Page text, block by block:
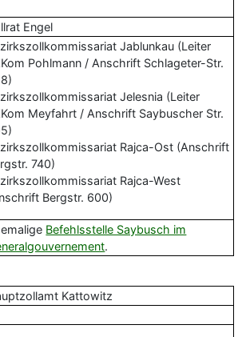
Engel
Jablunkau (Leiter
Pohlmann / Anschrift Schlageter-Str.
Jelesnia (Leiter
Meyfahrt / Anschrift Saybuscher Str.
Rajca-Ost (Anschrift
740)
Rajca-West
Bergstr. 600)
Befehlsstelle Saybusch im
.
Kattowitz